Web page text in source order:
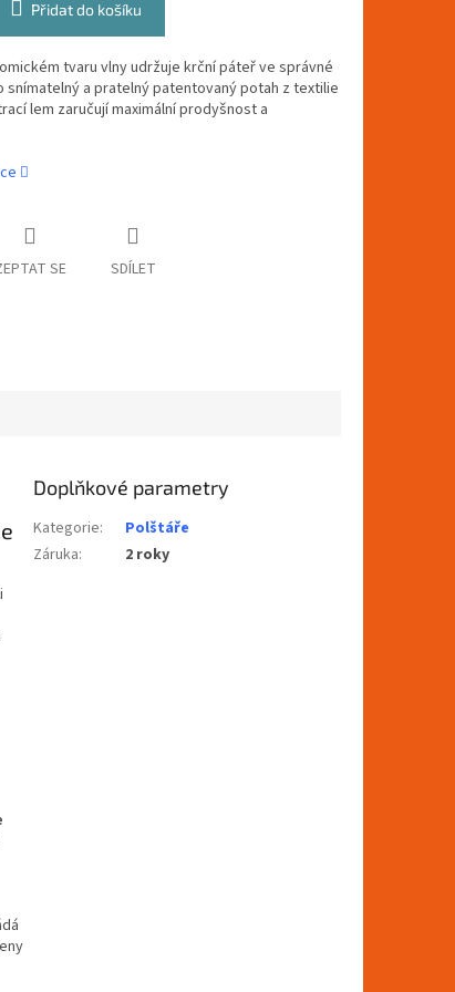
Přidat do košíku
tvaru vlny udržuje krční páteř ve správné
snímatelný a pratelný patentovaný potah z textilie
lem zaručují maximální prodyšnost a
SE SDÍLET
Doplňkové parametry
Kategorie:
Polštáře
Záruka: 2 roky